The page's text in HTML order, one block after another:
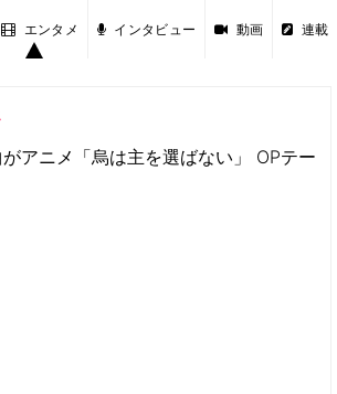
エンタメ インタビュー 動画 連載
アニメ「烏は主を選ばない」 OPテー